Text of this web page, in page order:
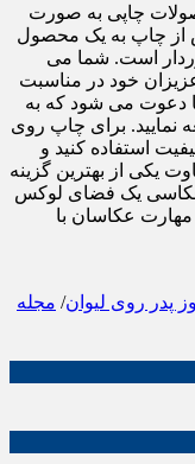
چاپی به صورت
از چاپ به یک محصول
است. شما می
خود در مناسبت
دعوت می شود که به
برای چاپ روی
استفاده کنید و
یکی از بهترین گزینه
عکاسی یک فضای لوکس
مهارت عکاسان با
پدر روی لیوان/ مجله